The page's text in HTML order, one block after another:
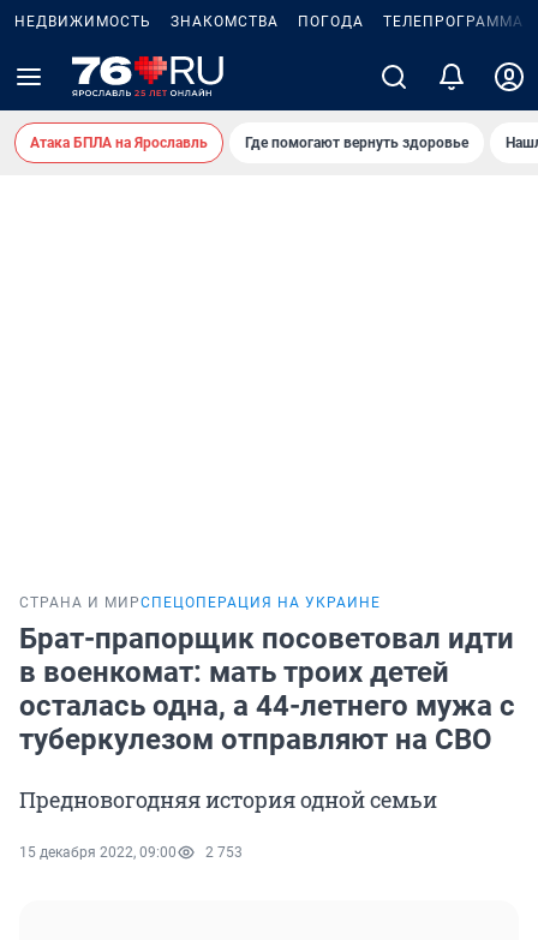
НЕДВИЖИМОСТЬ ЗНАКОМСТВА ПОГОДА ТЕЛЕПРОГРАММА
Атака БПЛА на Ярославль Где помогают вернуть здоровье
СТРАНА И МИРСПЕЦОПЕРАЦИЯ НА УКРАИНЕ
Брат-прапорщик посоветовал идти
в военкомат: мать троих детей
осталась одна, а 44-летнего мужа с
туберкулезом отправляют на СВО
Предновогодняя история одной семьи
15 декабря 2022, 09:00 2 753